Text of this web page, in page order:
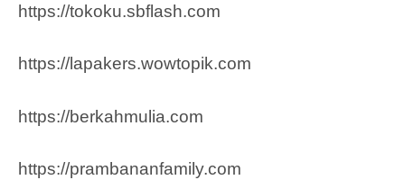
https://tokoku.sbflash.com
https://lapakers.wowtopik.com
https://berkahmulia.com
https://prambananfamily.com